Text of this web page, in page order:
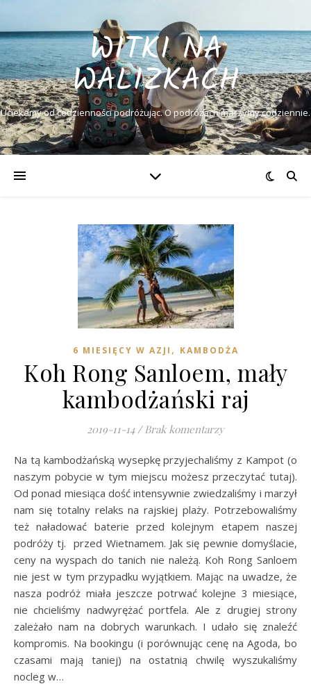
WITKI NA
WALIZKACH
Uciekamy od codzienności podróżując. O podróżach marzymy codziennie.
6 MIESIĘCY W AZJI , KAMBODŻA
Koh Rong Sanloem, mały
kambodżański raj
2019-11-14 / Brak komentarzy
Na tą kambodżańską wysepkę przyjechaliśmy z Kampot (o
naszym pobycie w tym miejscu możesz przeczytać tutaj).
Od ponad miesiąca dość intensywnie zwiedzaliśmy i marzył
nam się totalny relaks na rajskiej plaży. Potrzebowaliśmy
też naładować baterie przed kolejnym etapem naszej
podróży tj. przed Wietnamem. Jak się pewnie domyślacie,
ceny na wyspach do tanich nie należą. Koh Rong Sanloem
nie jest w tym przypadku wyjątkiem. Mając na uwadze, że
nasza podróż miała jeszcze potrwać kolejne 3 miesiące,
nie chcieliśmy nadwyrężać portfela. Ale z drugiej strony
zależało nam na dobrych warunkach. I udało się znaleźć
kompromis. Na bookingu (i porównując cenę na Agoda, bo
czasami mają taniej) na ostatnią chwilę wyszukaliśmy
nocleg w…